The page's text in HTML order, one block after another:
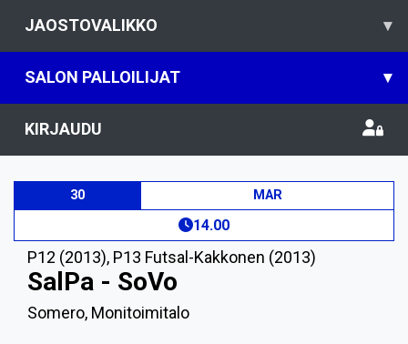
JAOSTOVALIKKO ▾
SALON PALLOILIJAT ▾
KIRJAUDU
30 MAR
14.00
P12 (2013), P13 Futsal-Kakkonen (2013)
SalPa - SoVo
Somero, Monitoimitalo